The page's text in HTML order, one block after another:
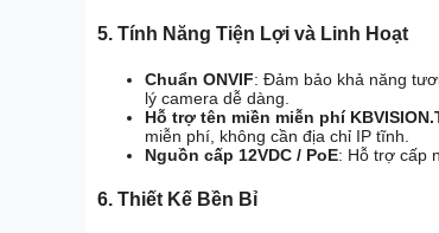
5. Tính Năng Tiện Lợi và Linh Hoạt
Chuẩn ONVIF: Đảm bảo khả năng
lý camera dễ dàng.
Hỗ trợ tên miền miễn phí
miễn phí, không cần địa chỉ IP tĩnh.
Nguồn cấp 12VDC / PoE: Hỗ trợ cấp
6. Thiết Kế Bền Bỉ